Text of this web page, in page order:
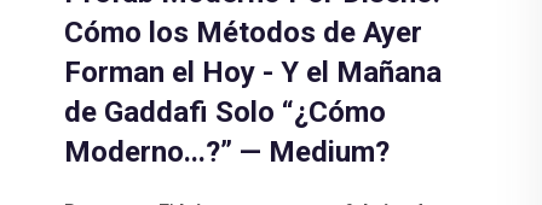
Cómo los Métodos de Ayer
Forman el Hoy - Y el Mañana
de Gaddafi Solo “¿Cómo
Moderno...?” — Medium?